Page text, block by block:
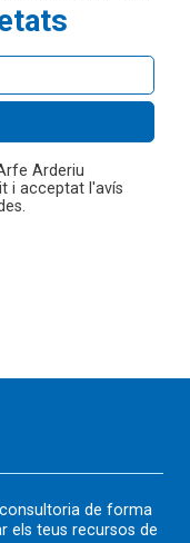
Arderiu
i acceptat l'avís
de forma
els teus recursos de